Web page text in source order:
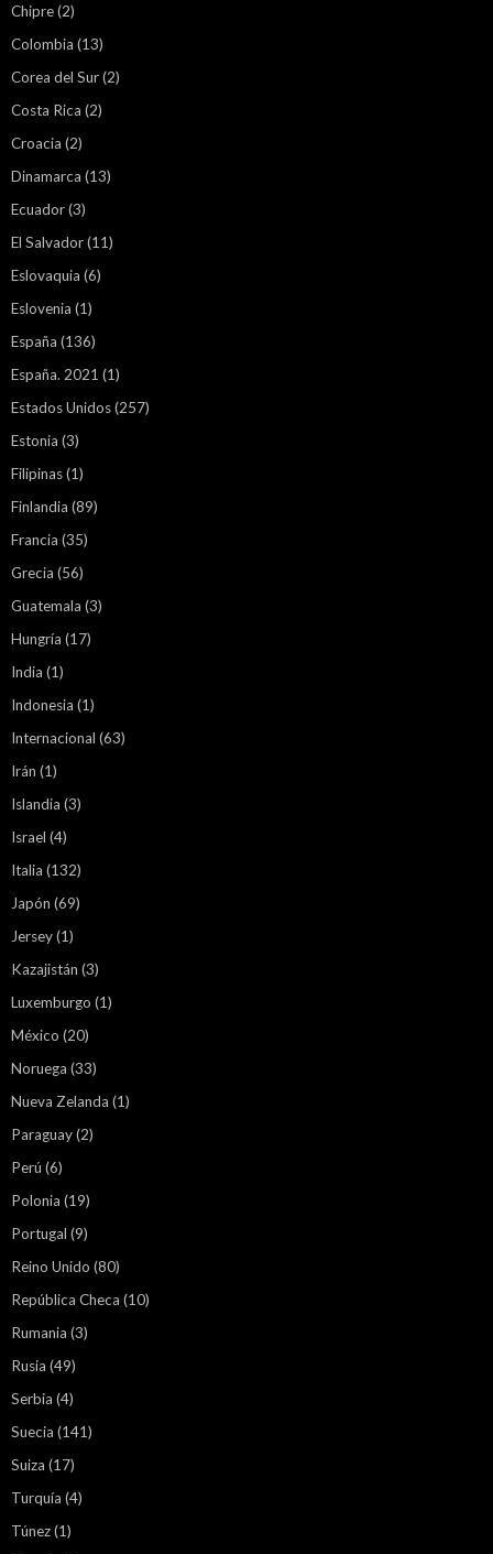
Chipre(2)
Colombia (13)
Corea del Sur(2)
Costa Rica (2)
Croacia (2)
Dinamarca (13)
Ecuador(3)
El Salvador(11)
Eslovaquia (6)
Eslovenia (1)
España (136)
España. 2021 (1)
Estados Unidos(257)
Estonia (3)
Filipinas(1)
Finlandia (89)
Francia (35)
Grecia (56)
Guatemala (3)
Hungría (17)
India (1)
Indonesia (1)
Internacional (63)
Irán (1)
Islandia (3)
Israel (4)
Italia (132)
Japón (69)
Jersey(1)
Kazajistán (3)
Luxemburgo (1)
México (20)
Noruega (33)
Nueva Zelanda (1)
Paraguay(2)
Perú (6)
Polonia (19)
Portugal (9)
Reino Unido (80)
República Checa (10)
Rumania (3)
Rusia (49)
Serbia (4)
Suecia (141)
Suiza (17)
Turquía (4)
Túnez(1)